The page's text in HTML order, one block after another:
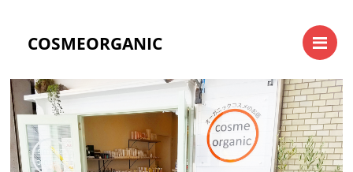
COSMEORGANIC
Previous Next